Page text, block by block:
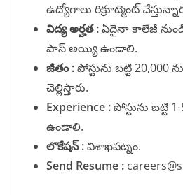
ఉద్యోగాలు రిక్రూట్మెంట్
విద్య అర్హత :ఏదైనా కాలేజీ
పాస్ అయ్యి ఉండాలి.
జీతం :పోస్టును బట్టి 20,000
చెల్లిస్తారు.
Experience :పోస్టును బట్టి
ఉండాలి.
లొకేషన్ :విశాఖపట్నం.
Send Resume :